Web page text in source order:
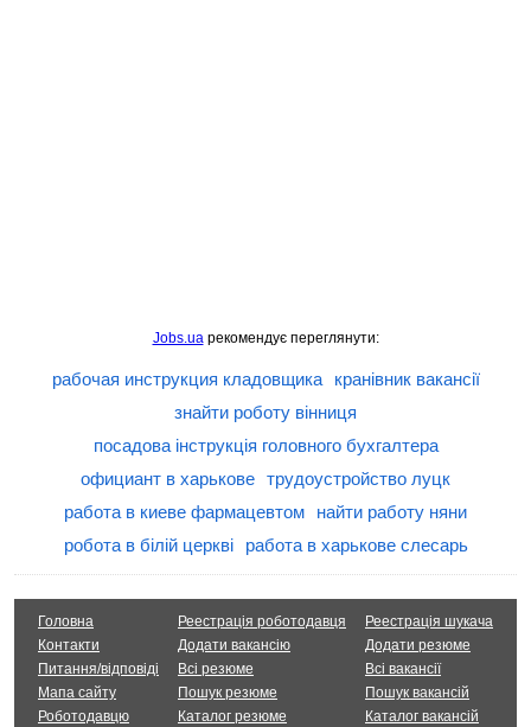
Jobs.uaрекомендує переглянути:
рабочая инструкция кладовщика
кранівник вакансії
знайти роботу вінниця
посадова інструкція головного бухгалтера
официант в харькове трудоустройство луцк
работа в киеве фармацевтом
найти работу няни
робота в білій церкві
работа в харькове слесарь
Головна
Контакти
Питання/відповіді
Мапа сайту
Роботодавцю
Реестрація роботодавця
Додати вакансію
Всі резюме
Пошук резюме
Каталог резюме
Реестрація шукача
Додати резюме
Всі вакансії
Пошук вакансій
Каталог вакансій